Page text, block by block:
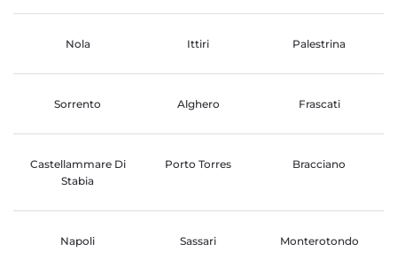
Nola Ittiri Palestrina
Sorrento Alghero Frascati
Castellammare Di
Stabia
Porto Torres Bracciano
Napoli Sassari Monterotondo